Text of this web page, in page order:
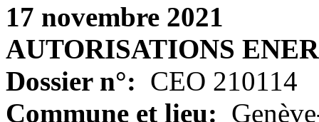
17 novembre 2021
AUTORISATIONS
Dossier n°: CEO 210114
Commune et lieu: